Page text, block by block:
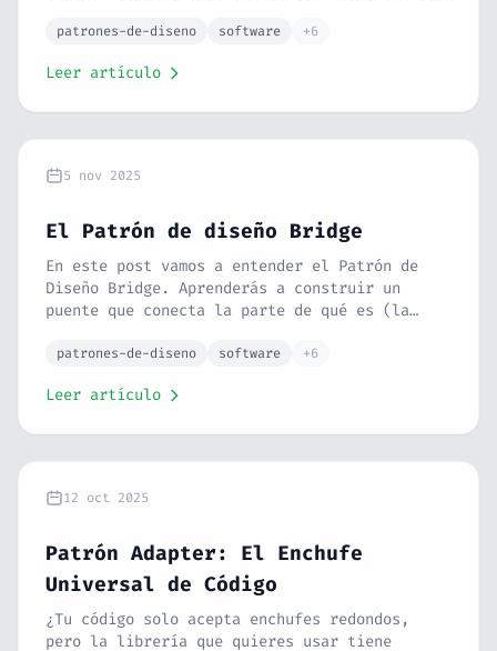
se traduce en un ahorro masivo de memoria.
coches en una fábrica y un ejemplo en una
patrones-de-diseno software +6
Leer artículo
5 nov 2025
El Patrón de diseño Bridge
En este post vamos a entender el Patrón de
Diseño Bridge. Aprenderás a construir un
puente que conecta la parte de qué es (la
(la implementación), permitiendo que ambas
analogías, un ejemplo práctico en PHP de
errores comunes.
patrones-de-diseno software +6
Leer artículo
12 oct 2025
Patrón Adapter: El Enchufe
Universal de Código
¿Tu código solo acepta enchufes redondos,
pero la librería que quieres usar tiene